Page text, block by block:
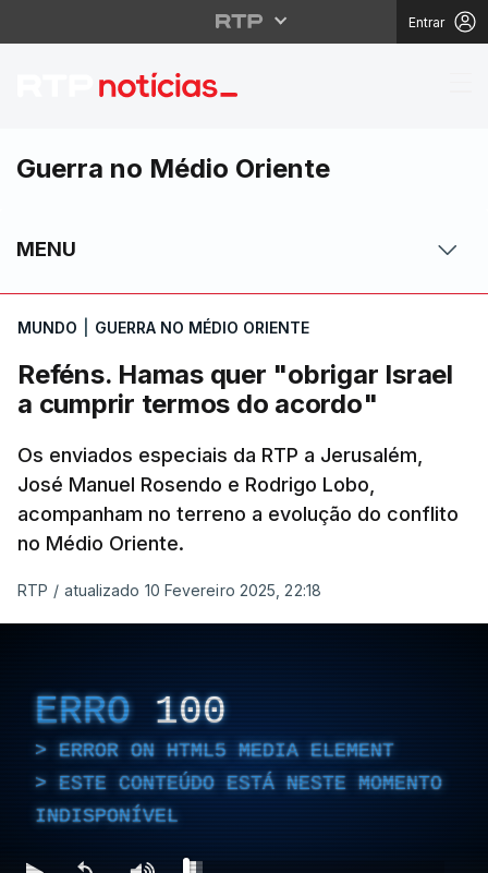
Entrar
Reféns. Hamas quer
Guerra no Médio Oriente
MENU
MUNDO GUERRA NO MÉDIO ORIENTE
Reféns. Hamas quer "obrigar Israel
a cumprir termos do acordo"
Os enviados especiais da RTP a Jerusalém,
José Manuel Rosendo e Rodrigo Lobo,
acompanham no terreno a evolução do conflito
no Médio Oriente.
RTP / atualizado 10 Fevereiro 2025, 22:18
ERRO 100
ERROR ON HTML5 MEDIA ELEMENT
ESTE CONTEÚDO ESTÁ NESTE MOMENTO
INDISPONÍVEL